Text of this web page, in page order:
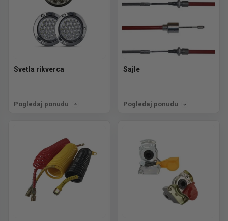
Svetla rikverca
Pogledaj ponudu
Sajle
Pogledaj ponudu